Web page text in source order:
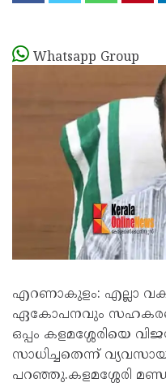
Whatsapp Group
എറണാകുളം: എല്ലാ
ഏകോപനവും
ഒപ്പം കളമശ്ശേരിയെ
സാധിച്ചതെന്ന് വ്യവസായ
പറഞ്ഞു.കളമശ്ശേരി